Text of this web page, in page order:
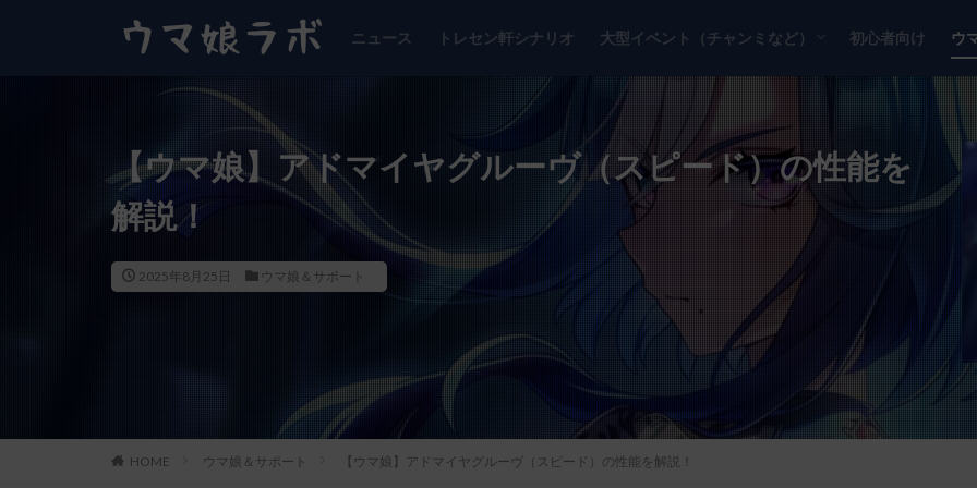
ニュース トレセン軒シナリオ 大型イベント（チャンミなど）
チャンピオンズミーティング
リーグオブヒーローズ
初心者向け ウ
【ウマ娘】アドマイヤグルーヴ（スピード）の性能を
解説！
2025年8月25日 ウマ娘＆サポート
HOME ウマ娘＆サポート 【ウマ娘】アドマイヤグルーヴ（スピード）の性能を解説！